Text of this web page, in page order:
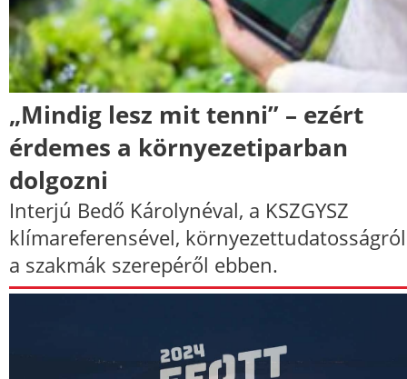
„Mindig lesz mit tenni” – ezért
érdemes a környezetiparban
dolgozni
Interjú Bedő Károlynéval, a KSZGYSZ
klímareferensével,
a szakmák szerepéről ebben.